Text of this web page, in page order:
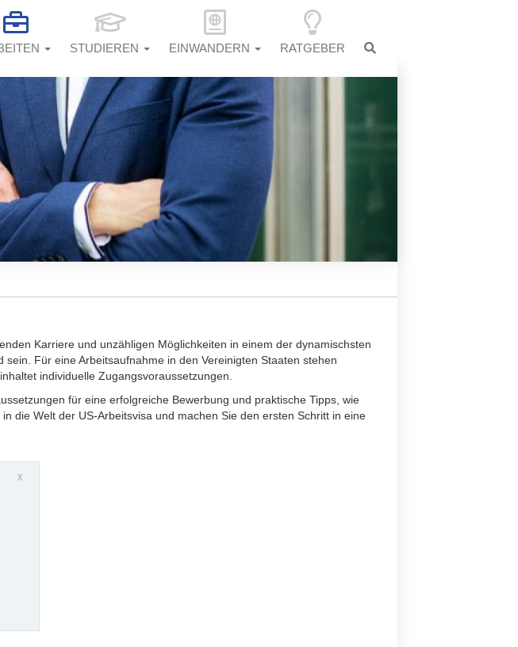
STUDIEREN EINWANDERN RATGEBER
Karriere und unzähligen Möglichkeiten in einem der dynamischsten
Für eine Arbeitsaufnahme in den Vereinigten Staaten stehen
individuelle Zugangsvoraussetzungen.
für eine erfolgreiche Bewerbung und praktische Tipps, wie
die Welt der US-Arbeitsvisa und machen Sie den ersten Schritt in eine
X